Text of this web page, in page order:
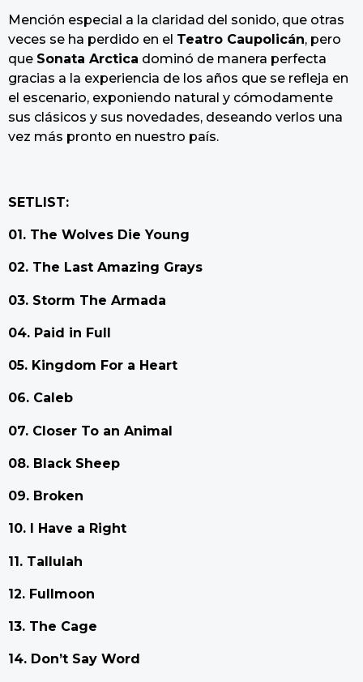
Mención especial a la claridad del sonido, que otras
veces se ha perdido en el Teatro Caupolicán, pero
que Sonata Arctica dominó de manera perfecta
gracias a la experiencia de los años que se refleja en
el escenario, exponiendo natural y cómodamente
sus clásicos y sus novedades, deseando verlos una
vez más pronto en nuestro país.
SETLIST:
01. The Wolves Die Young
02. The Last Amazing Grays
03. Storm The Armada
04. Paid in Full
05. Kingdom For a Heart
06. Caleb
07. Closer To an Animal
08. Black Sheep
09. Broken
10. I Have a Right
11. Tallulah
12. Fullmoon
13. The Cage
14. Don’t Say Word